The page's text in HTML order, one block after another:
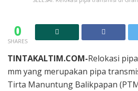
0
SHARES
TINTAKALTIM.COM-Relokasi
mm yang merupakan pipa
Tirta Manuntung Balikpapan